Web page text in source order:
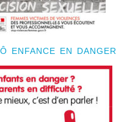
ENFANCE EN DANGER